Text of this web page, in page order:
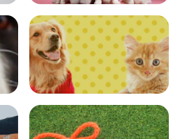
図鑑
クイズ